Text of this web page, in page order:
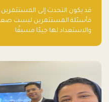
قد يكون التحدث إلى
فأسئلة المستثمرين ليست
والاستعداد لها جيدًا مسبقًا